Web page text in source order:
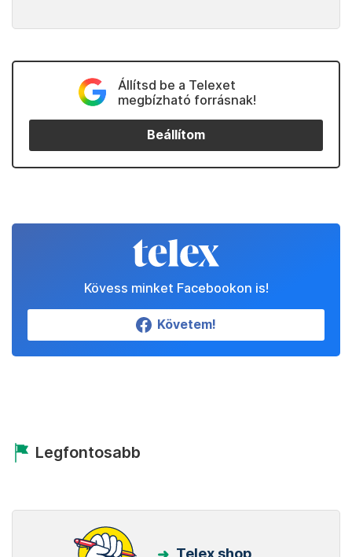
Állítsd be a Telexet
megbízható forrásnak!
Beállítom
Kövess minket Facebookon is!
Követem!
Legfontosabb
Telex shop